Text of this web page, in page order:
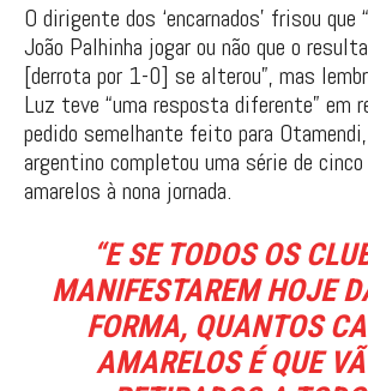
O dirigente dos ‘encarnados’ frisou que
João Palhinha jogar ou não que o
[derrota por 1-0] se alterou”, mas
Luz teve “uma resposta diferente” em
pedido semelhante feito para Otamendi,
argentino completou uma série de
amarelos à nona jornada.
“E SE TODOS OS
MANIFESTAREM HOJE
FORMA, QUANTOS
AMARELOS É QUE